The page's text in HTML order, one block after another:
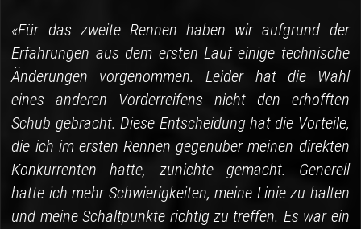
«Für das zweite Rennen haben wir aufgrund der
Erfahrungen aus dem ersten Lauf einige technische
Änderungen vorgenommen. Leider hat die Wahl
eines anderen Vorderreifens nicht den erhofften
Schub gebracht. Diese Entscheidung hat die Vorteile,
die ich im ersten Rennen gegenüber meinen direkten
Konkurrenten hatte, zunichte gemacht. Generell
hatte ich mehr Schwierigkeiten, meine Linie zu halten
und meine Schaltpunkte richtig zu treffen. Es war ein